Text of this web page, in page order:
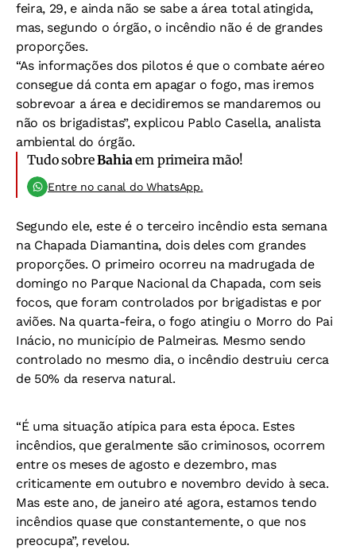
feira, 29, e ainda não se sabe a área total atingida,
mas, segundo o órgão, o incêndio não é de grandes
proporções.
“As informações dos pilotos é que o combate aéreo
consegue dá conta em apagar o fogo, mas iremos
sobrevoar a área e decidiremos se mandaremos ou
não os brigadistas”, explicou Pablo Casella, analista
ambiental do órgão.
Tudo sobreBahiaem primeira mão!
Entre no canal do WhatsApp.
Segundo ele, este é o terceiro incêndio esta semana
na Chapada Diamantina, dois deles com grandes
proporções. O primeiro ocorreu na madrugada de
domingo no Parque Nacional da Chapada, com seis
focos, que foram controlados por brigadistas e por
aviões. Na quarta-feira, o fogo atingiu o Morro do Pai
Inácio, no município de Palmeiras. Mesmo sendo
controlado no mesmo dia, o incêndio destruiu cerca
de 50% da reserva natural.
“É uma situação atípica para esta época. Estes
incêndios, que geralmente são criminosos, ocorrem
entre os meses de agosto e dezembro, mas
criticamente em outubro e novembro devido à seca.
Mas este ano, de janeiro até agora, estamos tendo
incêndios quase que constantemente, o que nos
preocupa”, revelou.